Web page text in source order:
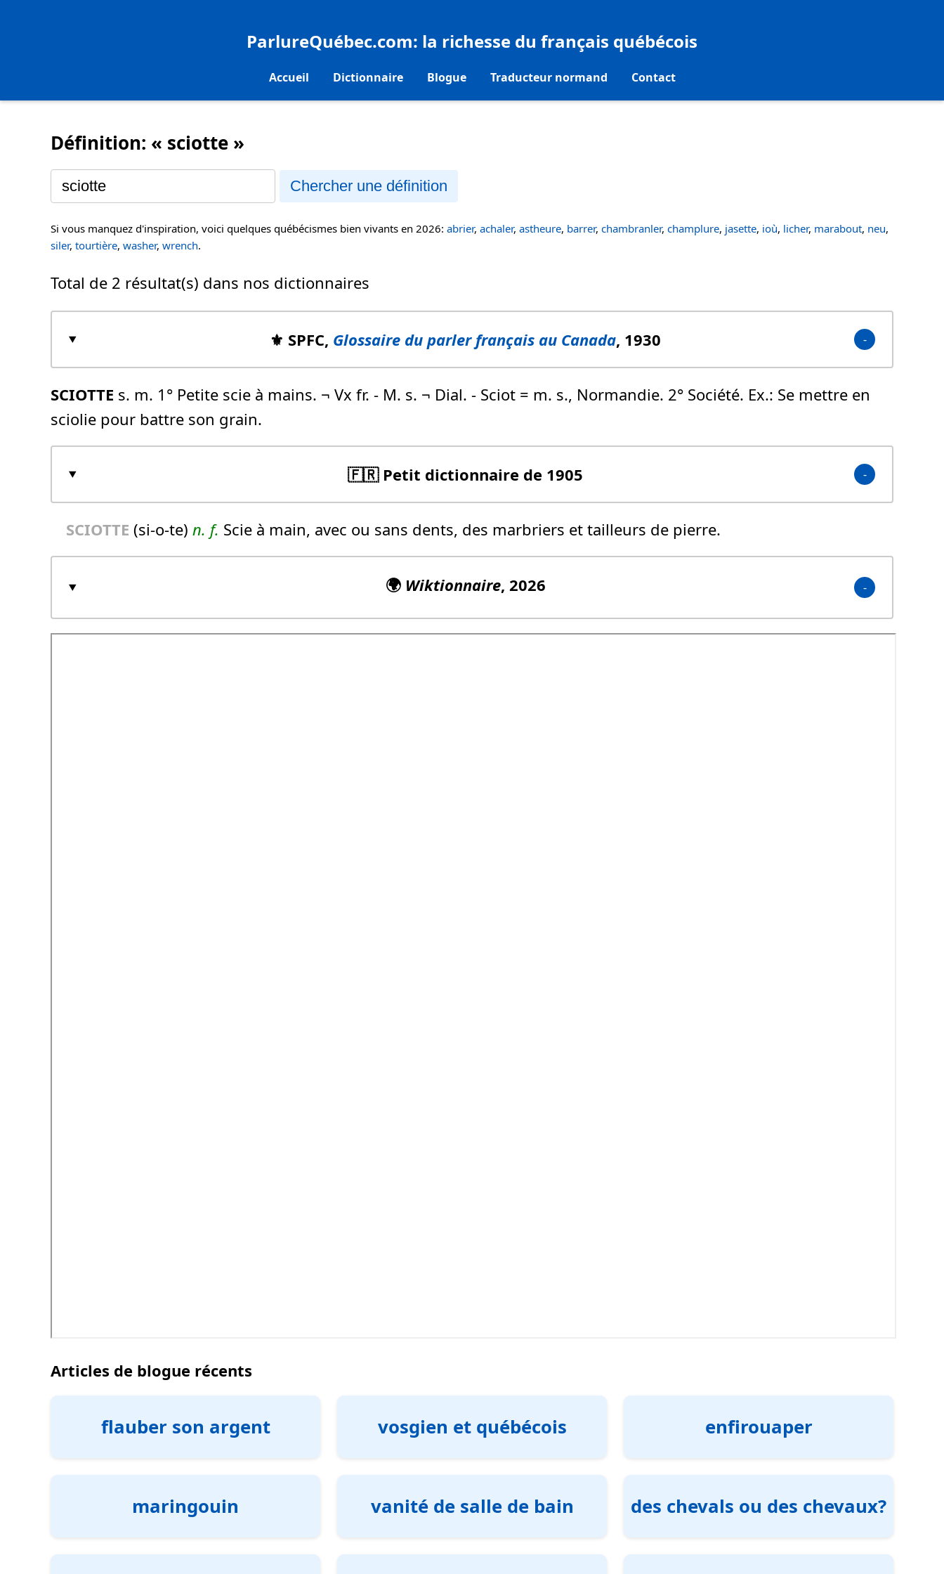
ParlureQuébec.com: la richesse du français québécois
Accueil Dictionnaire Blogue Traducteur normand Contact
Définition: « sciotte »
Chercher une définition
Si vous manquez d'inspiration, voici quelques québécismes bien vivants en 2026: abrier, achaler, astheure, barrer, chambranler, champlure, jasette, ioù, licher, marabout, neu,
siler, tourtière, washer, wrench.
Total de 2 résultat(s) dans nos dictionnaires
⚜️ SPFC, Glossaire du parler français au Canada, 1930
SCIOTTE s. m. 1° Petite scie à mains. ¬ Vx fr. - M. s. ¬ Dial. - Sciot = m. s., Normandie. 2° Société. Ex.: Se mettre en
sciolie pour battre son grain.
🇫🇷 Petit dictionnaire de 1905
SCIOTTE (si-o-te) n. f. Scie à main, avec ou sans dents, des marbriers et tailleurs de pierre.
🌍 Wiktionnaire, 2026
Articles de blogue récents
flauber son argent vosgien et québécois enfirouaper
maringouin vanité de salle de bain des chevals ou des chevaux?